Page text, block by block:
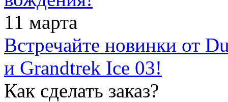
11 марта
Встречайте новинки от
и Grandtrek Ice 03!
Как сделать заказ?